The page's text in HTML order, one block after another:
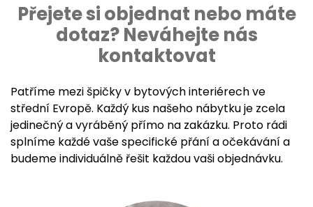
Přejete si objednat nebo máte
dotaz? Neváhejte nás
kontaktovat
Patříme mezi špičky v bytových interiérech ve
střední Evropě. Každý kus našeho nábytku je zcela
jedinečný a vyráběný přímo na zakázku. Proto rádi
splníme každé vaše specifické přání a očekávání a
budeme individuálně řešit každou vaši objednávku.